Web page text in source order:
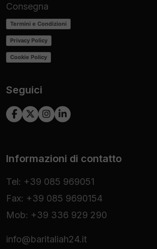
Consegna
Termini e Condizioni
Privacy Policy
Cookie Policy
Seguici
Informazioni di contatto
Tel: +39 085 969051
Fax: +39 085 9690154
Mob: +39 336 929 290
info@baritaliah24.it